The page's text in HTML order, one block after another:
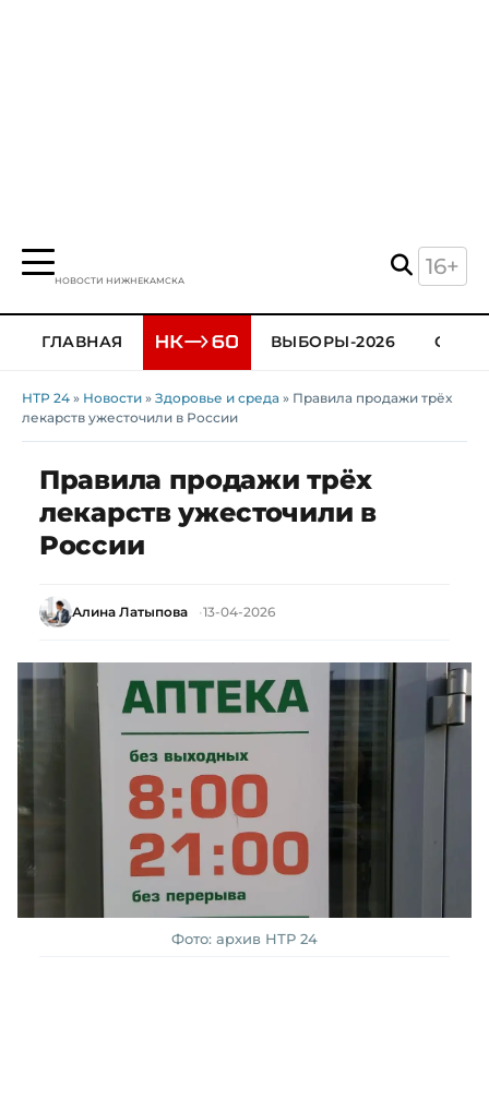
НОВОСТИ НИЖНЕКАМСКА
16+
ГЛАВНАЯ ВЫБОРЫ-2026
НТР 24 » Новости » Здоровье и среда » Правила продажи трёх
лекарств ужесточили в России
Правила продажи трёх
лекарств ужесточили в
России
Алина Латыпова 13-04-2026
Фото: архив НТР 24